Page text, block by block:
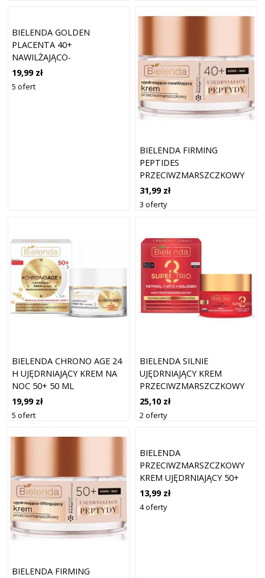
BIELENDA GOLDEN
PLACENTA 40+
NAWILŻAJĄCO-
WYGŁADZAJĄCY KREM
PRZECIWZMARSZCZKOWY
19,99 zł
5 ofert
BIELENDA FIRMING
PEPTIDES
PRZECIWZMARSZCZKOWY
KREM UJĘDRNIAJĄCY 40+ 50
ML
31,99 zł
3 oferty
BIELENDA CHRONO AGE 24
H UJĘDRNIAJĄCY KREM NA
NOC 50+ 50 ML
19,99 zł
5 ofert
BIELENDA SILNIE
UJĘDRNIAJĄCY KREM
PRZECIWZMARSZCZKOWY
RETINOL + VIT C +
KOLAGEN 50+, DZIEŃ/ NOC
25,10 zł
2 oferty
BIELENDA FIRMING
BIELENDA
PRZECIWZMARSZCZKOWY
KREM UJĘDRNIAJĄCY 50+
13,99 zł
4 oferty